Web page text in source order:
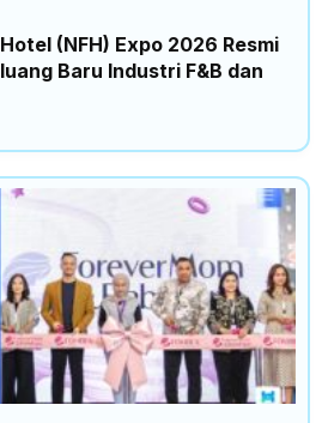
(NFH) Expo 2026 Resmi
Baru Industri F&B dan